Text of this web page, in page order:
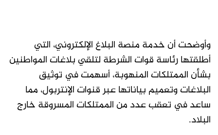
وأوضحت أن خدمة منصة البلاغ الإلكتروني، التي
أطلقتها رئاسة قوات الشرطة لتلقي بلاغات المواطنين
بشأن الممتلكات المنهوبة، أسهمت في توثيق
البلاغات وتعميم بياناتها عبر قنوات الإنتربول، مما
ساعد في تعقب عدد من الممتلكات المسروقة خارج
البلاد.